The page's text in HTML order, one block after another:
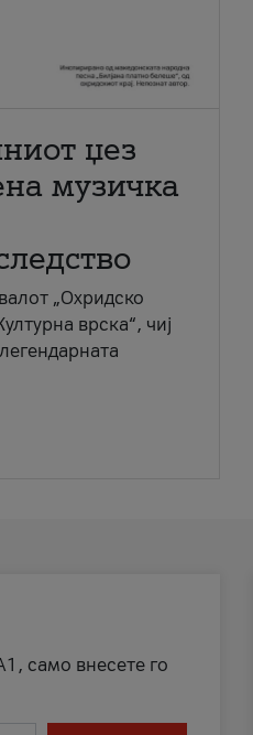
џез
музичка
„Охридско
врска“, чиј
само внесете го